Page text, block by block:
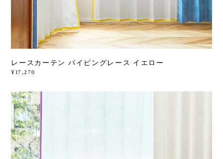
レースカーテン パイピングレース イエロー
¥17,270